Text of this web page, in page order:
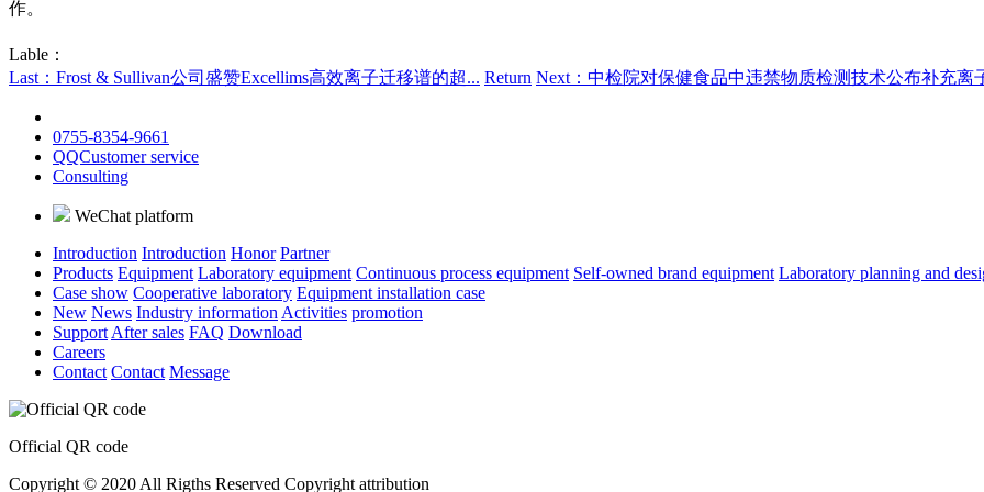
作。
Lable：
Last：Frost & Sullivan公司盛赞Excellims高效离子迁移谱的超... Return Next：中检院对保健食品中违禁物质检测技术公布补充离
0755-8354-9661
QQCustomer service
Consulting
WeChat platform
Introduction Introduction Honor Partner
Products Equipment Laboratory equipment Continuous process equipment Self-owned brand equipment Laboratory planning and
Case show Cooperative laboratory Equipment installation case
New News Industry information Activities promotion
Support After sales FAQ Download
Careers
Contact Contact Message
Official QR code
Copyright © 2020 All Rigths Reserved Copyright attribution